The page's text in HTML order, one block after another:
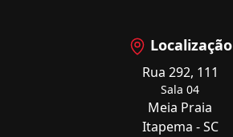
Localização
Rua 292, 111
Sala 04
Meia Praia
Itapema - SC